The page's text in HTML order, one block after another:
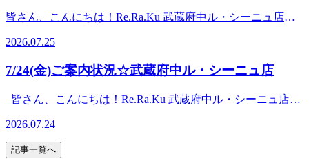
19：30)【定休日】年中無休【アクセス】京王線「府中駅」
直結徒歩3分【お知らせ】電子マネー決済・QRコード決済、
皆さん、こんにちは！Re.Ra.Ku 武蔵府中ル・シーニュ店で
のお時間が空いております！詳しいお時間が気になる方はお
電話ください♪『Re.Ra.Ku 武蔵府中ル・シーニュ店』【住
所】〒183-0023東京都府中市宮町一丁目100番 ル・シーニ
日】年中無休【アクセス】京王線「府中駅」直結徒歩3分
【お知らせ】電子マネー決済・QRコード決済、対応してお
ります♪
2026.07.25
7/24(金)ご案内状況☆武蔵府中ル・シーニュ店
皆さん、こんにちは！Re.Ra.Ku 武蔵府中ル・シーニュ店で
いております！詳しいお時間が気になる方はお電話ください
♪『Re.Ra.Ku 武蔵府中ル・シーニュ店』【住所】〒183-0023
2026.07.24
記事一覧へ